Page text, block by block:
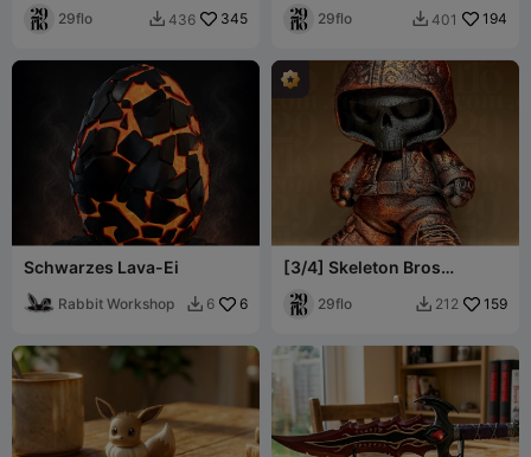
29flo  436 345
Tierkreiszeichen-Serie
29flo  401 194
Schwarzes Lava-Ei
Rabbit Workshop  6 6
[3/4] Skeleton Bros
29flo  212 159